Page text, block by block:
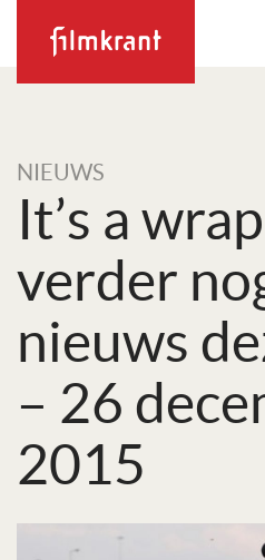
NIEUWS
It’s a
verder
nieuws
– 26
2015